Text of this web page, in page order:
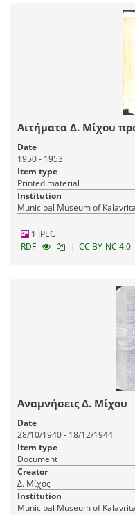
Αιτήματα Δ. Μίχου
Date
1950 - 1953
Item type
Printed material
Institution
Municipal Museum of
1 JPEG
RDF
| CC BY-NC 4.0
Αναμνήσεις Δ. Μίχου
Date
28/10/1940 - 18/12/1944
Item type
Document
Creator
Δ. Μίχος
Institution
Municipal Museum of